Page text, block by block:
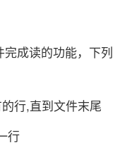
成读的功能，下列
行,直到文件末尾
行